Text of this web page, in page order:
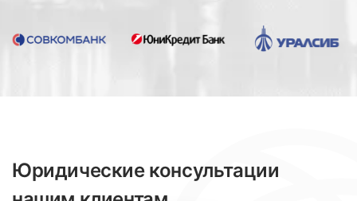
Юридические консультации